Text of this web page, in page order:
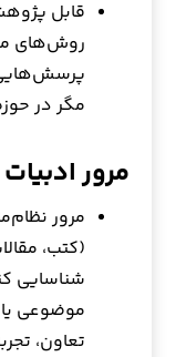
قابل
روش‌های
پرسش‌هایی
مگر در
مرور
مرور
(کتب،
شناسایی
موضوعی
تعاون،